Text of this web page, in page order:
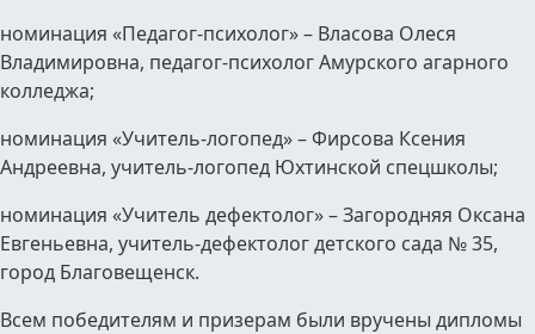
номинация «Педагог-психолог» – Власова Олеся
Владимировна, педагог-психолог Амурского агарного
колледжа;
номинация «Учитель-логопед» – Фирсова Ксения
Андреевна, учитель-логопед Юхтинской спецшколы;
номинация «Учитель дефектолог» – Загородняя Оксана
Евгеньевна, учитель-дефектолог детского сада № 35,
город Благовещенск.
Всем победителям и призерам были вручены дипломы